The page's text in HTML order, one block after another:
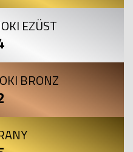
EZÜST
BRONZ